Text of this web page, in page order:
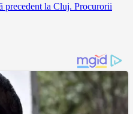
precedent la Cluj. Procurorii